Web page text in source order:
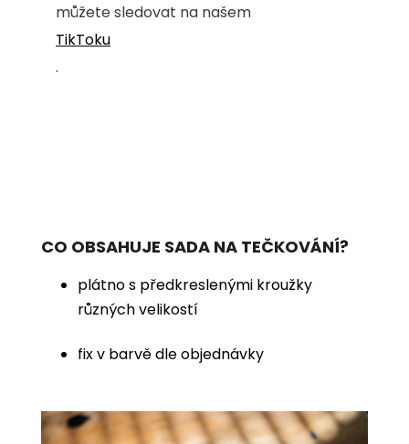
můžete sledovat na našem
TikToku
.
CO OBSAHUJE SADA NA TEČKOVÁNÍ?
plátno s předkreslenými kroužky
různých velikostí
fix v barvě dle objednávky